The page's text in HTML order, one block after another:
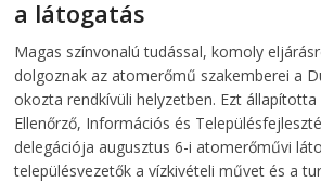
a látogatás
Magas színvonalú tudással, komoly
dolgoznak az atomerőmű szakemberei a
okozta rendkívüli helyzetben. Ezt
Ellenőrző, Információs és
delegációja augusztus 6-i atomerőművi
településvezetők a vízkivételi művet és a